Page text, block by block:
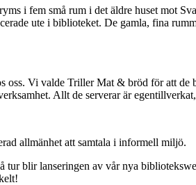
i fem små rum i det äldre huset mot
ute i biblioteket. De gamla, fina
Vi valde Triller Mat & bröd för att de
Allt de serverar är
allmänhet att samtala i informell miljö.
tur blir lanseringen av vår nya